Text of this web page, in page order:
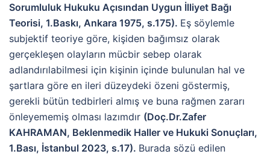
Sorumluluk Hukuku Açısından Uygun İlliyet Bağı
Teorisi, 1.Baskı, Ankara 1975, s.175). Eş söylemle
subjektif teoriye göre, kişiden bağımsız olarak
gerçekleşen olayların mücbir sebep olarak
adlandırılabilmesi için kişinin içinde bulunulan hal ve
şartlara göre en ileri düzeydeki özeni göstermiş,
gerekli bütün tedbirleri almış ve buna rağmen zararı
önleyememiş olması lazımdır (Doç.Dr.Zafer
KAHRAMAN, Beklenmedik Haller ve Hukuki Sonuçları,
1.Bası, İstanbul 2023, s.17). Burada sözü edilen